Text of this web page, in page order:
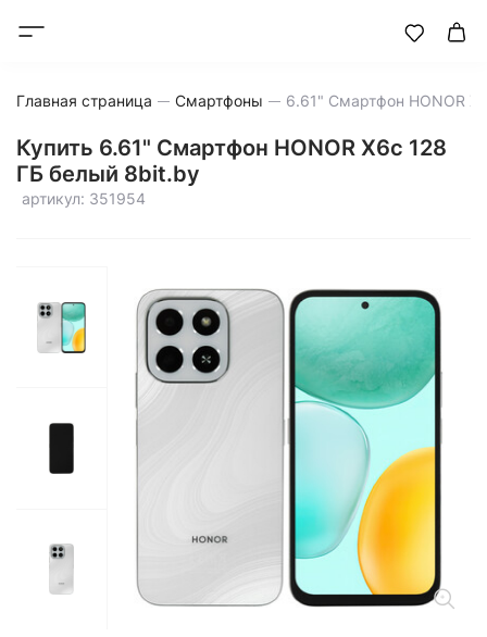
Главная страница Смартфоны
Купить 6.61" Смартфон HONOR X6c 128
ГБ белый 8bit.by
артикул: 351954